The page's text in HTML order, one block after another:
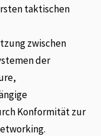
taktischen
zwischen
der
Konformität zur